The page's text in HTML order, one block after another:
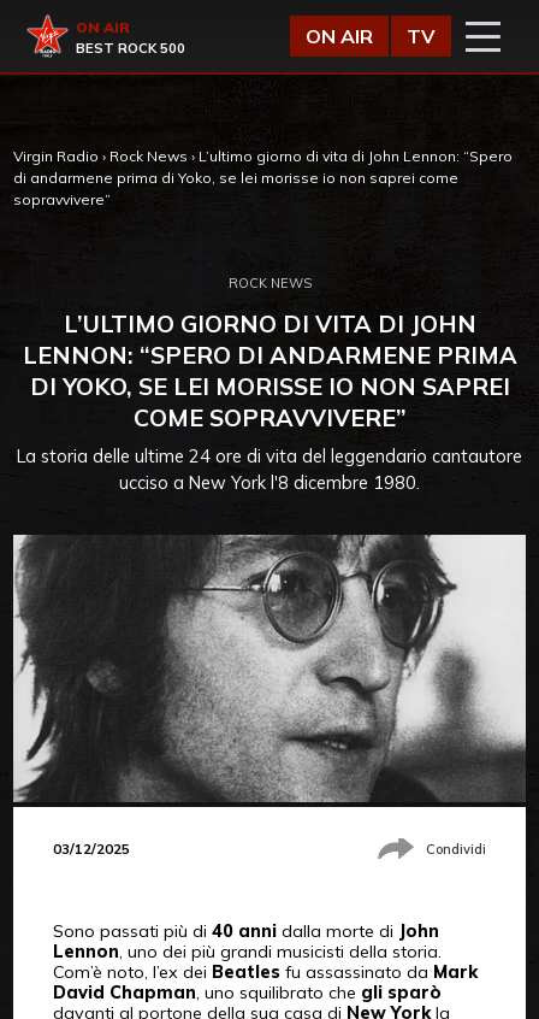
Virgin Radio
ON AIR
BEST ROCK 500
ON AIR TV
Virgin Radio › Rock News › L’ultimo giorno di vita di John Lennon: “Spero
di andarmene prima di Yoko, se lei morisse io non saprei come
sopravvivere”
ROCK NEWS
L’ULTIMO GIORNO DI VITA DI JOHN
LENNON: “SPERO DI ANDARMENE PRIMA
DI YOKO, SE LEI MORISSE IO NON SAPREI
COME SOPRAVVIVERE”
La storia delle ultime 24 ore di vita del leggendario cantautore
ucciso a New York l'8 dicembre 1980.
03/12/2025 Condividi
Sono passati più di 40 annidalla morte di
John
Lennon, uno dei più grandi musicisti della storia.
Com’è noto, l’ex dei Beatlesfu assassinato da Mark
David Chapman, uno squilibrato che gli sparò
davanti al portone della sua casa di New Yorkla